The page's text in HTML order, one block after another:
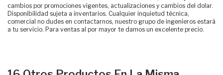
cambios por promociones vigentes, actualizaciones y cambios del dolar.
Disponibilidad sujeta a inventarios. Cualquier inquietud técnica,
comercial no dudes en contactarnos, nuestro grupo de ingenieros estará
a tu servicio. Para ventas al por mayor te damos un excelente precio.